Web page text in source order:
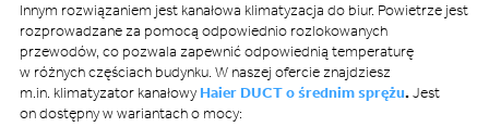
Innym rozwiązaniem jest kanałowa klimatyzacja do biur. Powietrze jest
rozprowadzane za pomocą odpowiednio rozlokowanych
przewodów, co pozwala zapewnić odpowiednią temperaturę
w różnych częściach budynku. W naszej ofercie znajdziesz
m.in. klimatyzator kanałowy Haier DUCT o średnim sprężu.Jest
on dostępny w wariantach o mocy: